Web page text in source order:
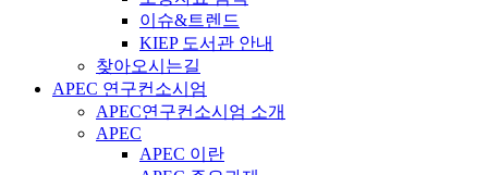
이슈&트렌드
KIEP 도서관 안내
찾아오시는길
APEC 연구컨소시엄
APEC연구컨소시엄 소개
APEC
APEC 이란